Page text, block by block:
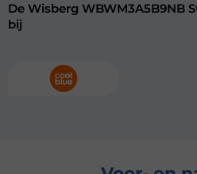
De Wisberg WBWM3A5B9NB
bij